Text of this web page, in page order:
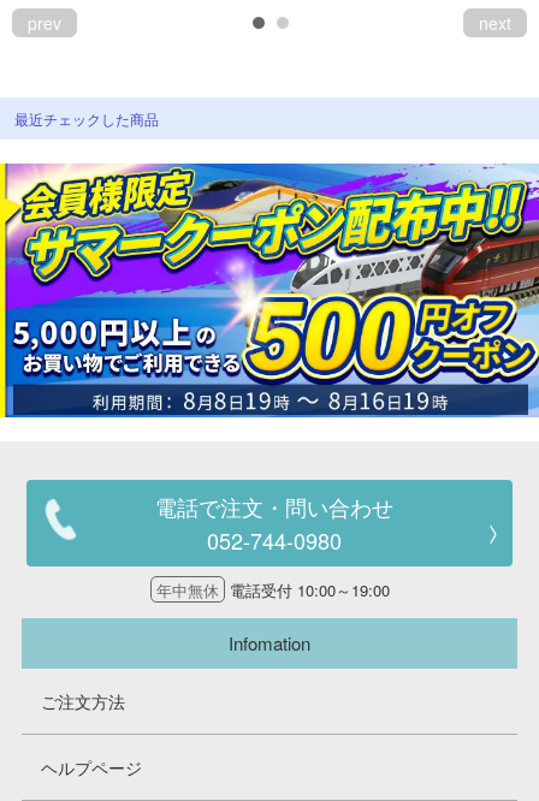
prev next
最近チェックした商品
電話で注文・問い合わせ
052-744-0980
年中無休 電話受付 10:00～19:00
Infomation
ご注文方法
ヘルプページ